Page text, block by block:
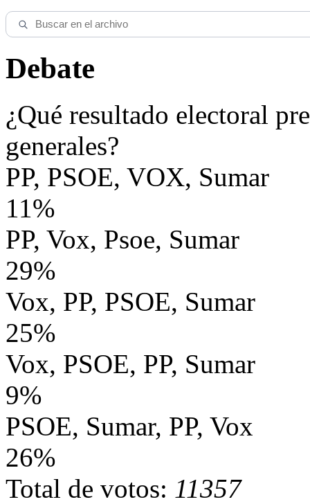
Debate
¿Qué resultado electoral
generales?
PP, PSOE, VOX, Sumar
11%
PP, Vox, Psoe, Sumar
29%
Vox, PP, PSOE, Sumar
25%
Vox, PSOE, PP, Sumar
9%
PSOE, Sumar, PP, Vox
26%
Total de votos: 11357